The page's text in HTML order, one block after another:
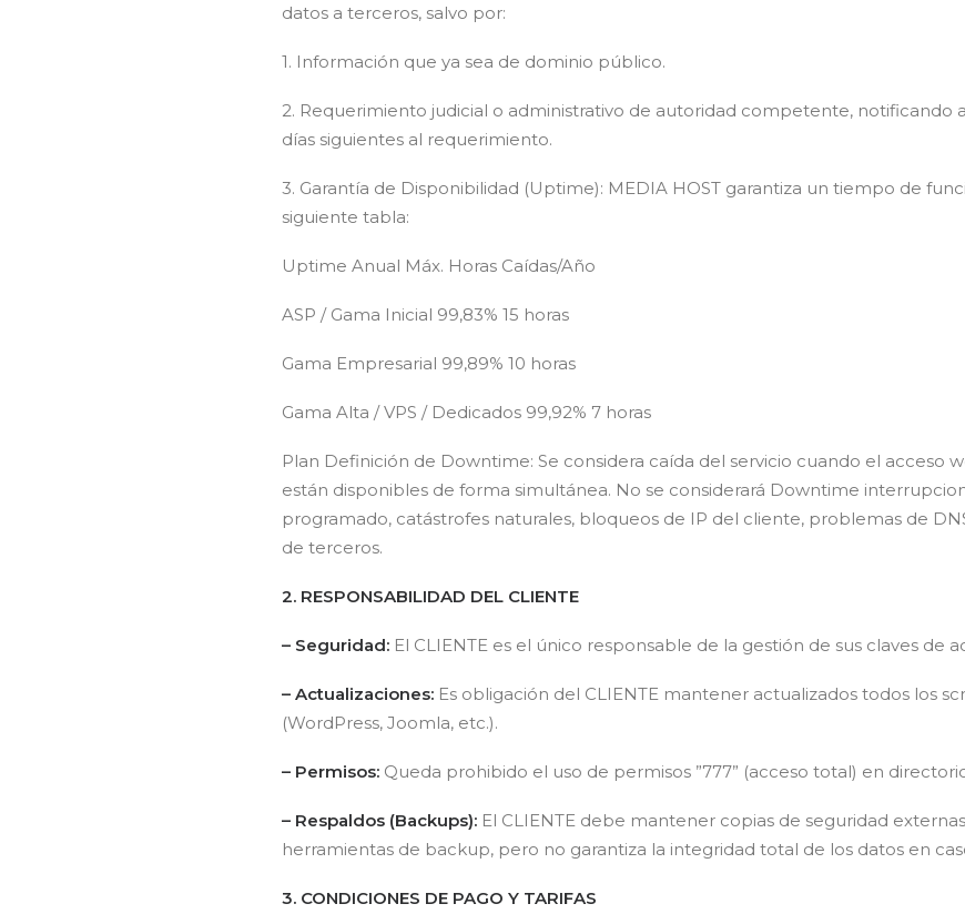
datos a terceros, salvo por:
1. Información que ya sea de dominio público.
2. Requerimiento judicial o administrativo de autoridad competente, notificando
días siguientes al requerimiento.
3. Garantía de Disponibilidad (Uptime): MEDIA HOST garantiza un tiempo de
siguiente tabla:
Uptime Anual Máx. Horas Caídas/Año
ASP / Gama Inicial 99,83% 15 horas
Gama Empresarial 99,89% 10 horas
Gama Alta / VPS / Dedicados 99,92% 7 horas
Plan Definición de Downtime: Se considera caída del servicio cuando el acceso
están disponibles de forma simultánea. No se considerará Downtime
programado, catástrofes naturales, bloqueos de IP del cliente, problemas de
de terceros.
2. RESPONSABILIDAD DEL CLIENTE
– Seguridad: El CLIENTE es el único responsable de la gestión de sus claves de
– Actualizaciones: Es obligación del CLIENTE mantener actualizados todos los
(WordPress, Joomla, etc.).
– Permisos: Queda prohibido el uso de permisos ”777” (acceso total) en
– Respaldos (Backups): El CLIENTE debe mantener copias de seguridad
herramientas de backup, pero no garantiza la integridad total de los datos en
3. CONDICIONES DE PAGO Y TARIFAS